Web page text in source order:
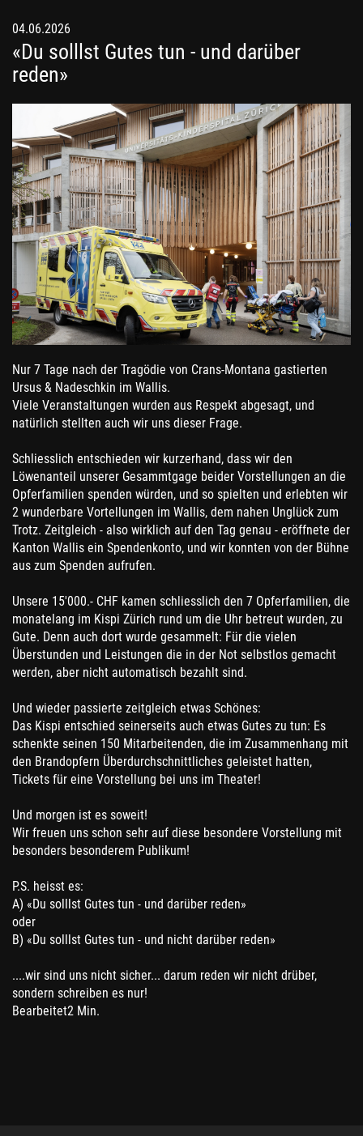
04.06.2026
«Du solllst Gutes tun - und darüber
reden»
Nur 7 Tage nach der Tragödie von Crans-Montana gastierten
Ursus & Nadeschkin im Wallis.
Viele Veranstaltungen wurden aus Respekt abgesagt, und
natürlich stellten auch wir uns dieser Frage.
Schliesslich entschieden wir kurzerhand, dass wir den
Löwenanteil unserer Gesammtgage beider Vorstellungen an die
Opferfamilien spenden würden, und so spielten und erlebten wir
2 wunderbare Vortellungen im Wallis, dem nahen Unglück zum
Trotz. Zeitgleich - also wirklich auf den Tag genau - eröffnete der
Kanton Wallis ein Spendenkonto, und wir konnten von der Bühne
aus zum Spenden aufrufen.
Unsere 15'000.- CHF kamen schliesslich den 7 Opferfamilien, die
monatelang im Kispi Zürich rund um die Uhr betreut wurden, zu
Gute. Denn auch dort wurde gesammelt: Für die vielen
Überstunden und Leistungen die in der Not selbstlos gemacht
werden, aber nicht automatisch bezahlt sind.
Und wieder passierte zeitgleich etwas Schönes:
Das Kispi entschied seinerseits auch etwas Gutes zu tun: Es
schenkte seinen 150 Mitarbeitenden, die im Zusammenhang mit
den Brandopfern Überdurchschnittliches geleistet hatten,
Tickets für eine Vorstellung bei uns im Theater!
Und morgen ist es soweit!
Wir freuen uns schon sehr auf diese besondere Vorstellung mit
besonders besonderem Publikum!
P.S. heisst es:
A) «Du solllst Gutes tun - und darüber reden»
oder
B) «Du solllst Gutes tun - und nicht darüber reden»
....wir sind uns nicht sicher... darum reden wir nicht drüber,
sondern schreiben es nur!
Bearbeitet2 Min.